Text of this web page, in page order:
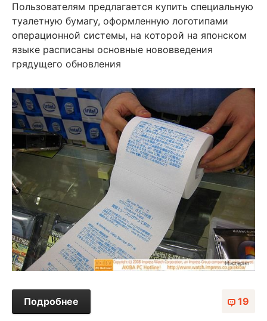
Пользователям предлагается купить специальную
туалетную бумагу, оформленную логотипами
операционной системы, на которой на японском
языке расписаны основные нововведения
грядущего обновления
19
Подробнее